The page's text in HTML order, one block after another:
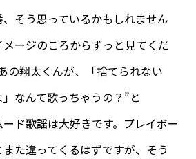
そう思っているかもしれません
ージのころからずっと見てくだ
の翔太くんが、「捨てられない
なんて歌っちゃうの？”と
ード歌謡は大好きです。プレイボー
た違ってくるはずですが、そう